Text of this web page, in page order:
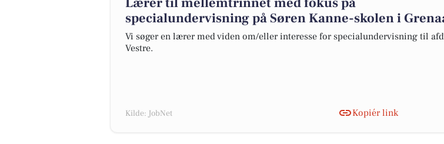
specialundervisning på Søren Kanne-skolen i
Vi søger en lærer med viden om/eller interesse for specialundervisning til
Vestre.
Kilde: JobNet Kopiér link